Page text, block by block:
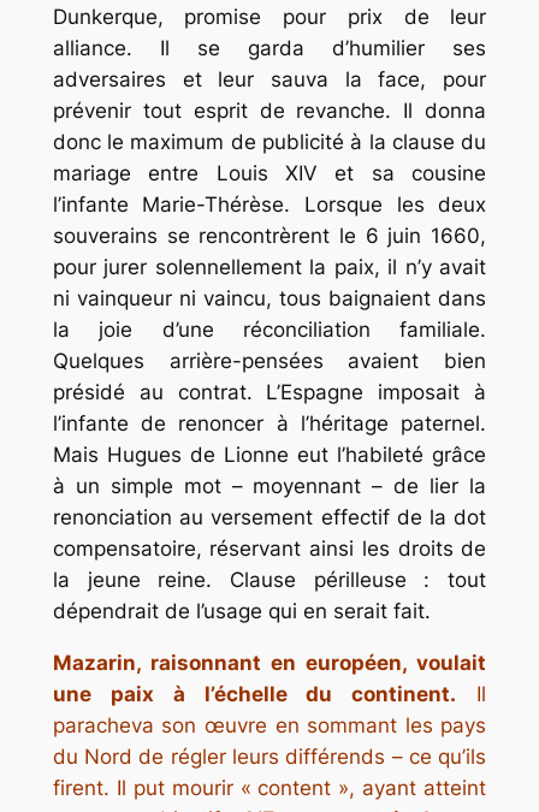
Dunkerque, promise pour prix de leur
alliance. Il se garda d’humilier ses
adversaires et leur sauva la face, pour
prévenir tout esprit de revanche. Il donna
donc le maximum de publicité à la clause du
mariage entre Louis XIV et sa cousine
l’infante Marie-Thérèse. Lorsque les deux
souverains se rencontrèrent le 6 juin 1660,
pour jurer solennellement la paix, il n’y avait
ni vainqueur ni vaincu, tous baignaient dans
la joie d’une réconciliation familiale.
Quelques arrière-pensées avaient bien
présidé au contrat. L’Espagne imposait à
l’infante de renoncer à l’héritage paternel.
Mais Hugues de Lionne eut l’habileté grâce
à un simple mot – moyennant – de lier la
renonciation au versement effectif de la dot
compensatoire, réservant ainsi les droits de
la jeune reine. Clause périlleuse : tout
dépendrait de l’usage qui en serait fait.
Mazarin, raisonnant en européen, voulait
une paix à l’échelle du continent. Il
paracheva son œuvre en sommant les pays
du Nord de régler leurs différends – ce qu’ils
firent. Il put mourir « content », ayant atteint